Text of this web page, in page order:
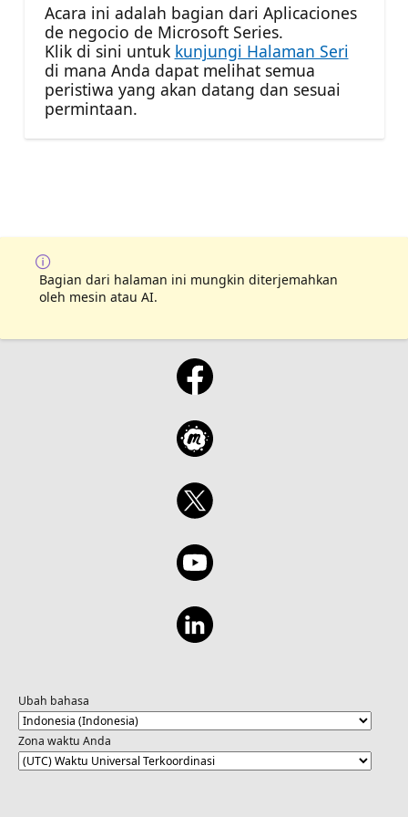
Acara ini adalah bagian dari Aplicaciones
de negocio de Microsoft Series.
Klik di sini untuk kunjungi Halaman Seri
di mana Anda dapat melihat semua
peristiwa yang akan datang dan sesuai
permintaan.
Bagian dari halaman ini mungkin diterjemahkan
oleh mesin atau AI.
Ubah bahasa
Zona waktu Anda